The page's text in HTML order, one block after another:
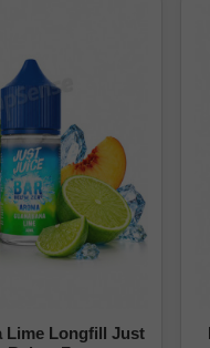
13,3mg/ml aprox.
0mg/ml
ml aprox.
3,3mg/ml aprox.
Lime Longfill Just